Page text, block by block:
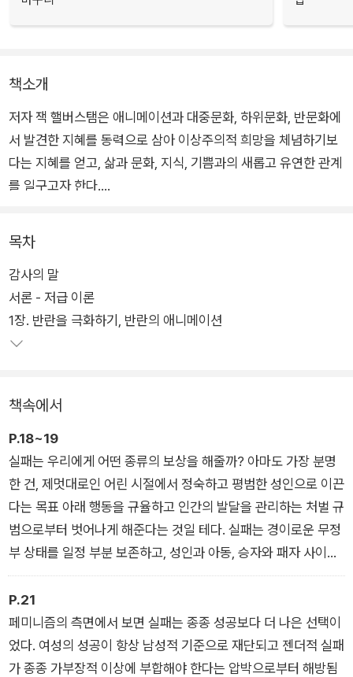
책소개
저자 잭 핼버스탬은 애니메이션과 대중문화, 하위문화, 반문화에
서 발견한 지혜를 동력으로 삼아 이상주의적 희망을 체념하기보
다는 지혜를 얻고, 삶과 문화, 지식, 기쁨과의 새롭고 유연한 관계
를 일구고자 한다.
성공에 대한 기존의 이해를 뒤집기 위해서는 기존의 앎의 아카이
브에 균열을 내야 한다고 핼버스탬은 주장하며, 이를 위해 ‘저급
이론’을 제안한다. 저급 이론은 기이한 아카이브에서 파생된다.
저자는 이 저급 이론을 무기 삼아 독자들이 뒷골목으로, 음습한
지하실로, 저급한 이론의 창고로 도발적인 여행을 떠나보라고 하
다.
실패 이론. 핼버스탬은 급진 페미니즘, 마르크스주의, 퀴어 사상
의 복잡한 이론적 패러다임과 대중문화의 기이하고 때로는 암울
한 유물 사이를 두루 살피며 실패의 의미를 탐구한다.
목차
감사의 말
서론 - 저급 이론
1장. 반란을 극화하기, 반란의 애니메이션
책속에서
P.18~19
실패는 우리에게 어떤 종류의 보상을 해줄까? 아마도 가장 분명
한 건, 제멋대로인 어린 시절에서 정숙하고 평범한 성인으로 이끈
다는 목표 아래 행동을 규율하고 인간의 발달을 관리하는 처벌 규
범으로부터 벗어나게 해준다는 것일 테다. 실패는 경이로운 무정
부 상태를 일정 부분 보존하고, 성인과 아동, 승자와 패자 사이의
뚜렷하다고 여겨지는 경계를 흐린다.
P.21
페미니즘의 측면에서 보면 실패는 종종 성공보다 더 나은 선택이
었다. 여성의 성공이 항상 남성적 기준으로 재단되고 젠더적 실패
가 종종 가부장적 이상에 부합해야 한다는 압박으로부터 해방됨